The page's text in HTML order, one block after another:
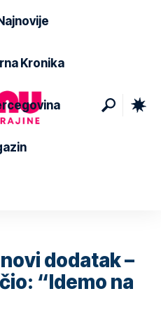
Kronika
dodatak –
“Idemo na